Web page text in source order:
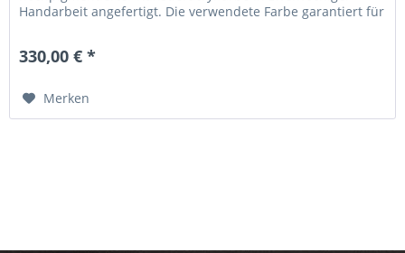
Handarbeit angefertigt. Die verwendete Farbe garantiert für
330,00 € *
Merken